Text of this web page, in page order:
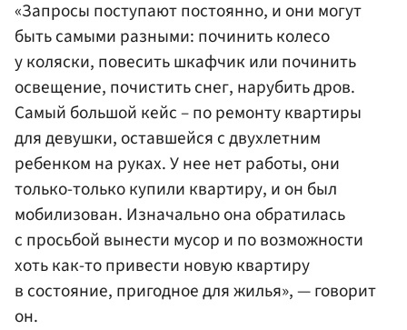
«Запросы поступают постоянно, и они могут
быть самыми разными: починить колесо
у коляски, повесить шкафчик или починить
освещение, почистить снег, нарубить дров.
Самый большой кейс – по ремонту квартиры
для девушки, оставшейся с двухлетним
ребенком на руках. У нее нет работы, они
только-только купили квартиру, и он был
мобилизован. Изначально она обратилась
с просьбой вынести мусор и по возможности
хоть как-то привести новую квартиру
в состояние, пригодное для жилья», — говорит
он.